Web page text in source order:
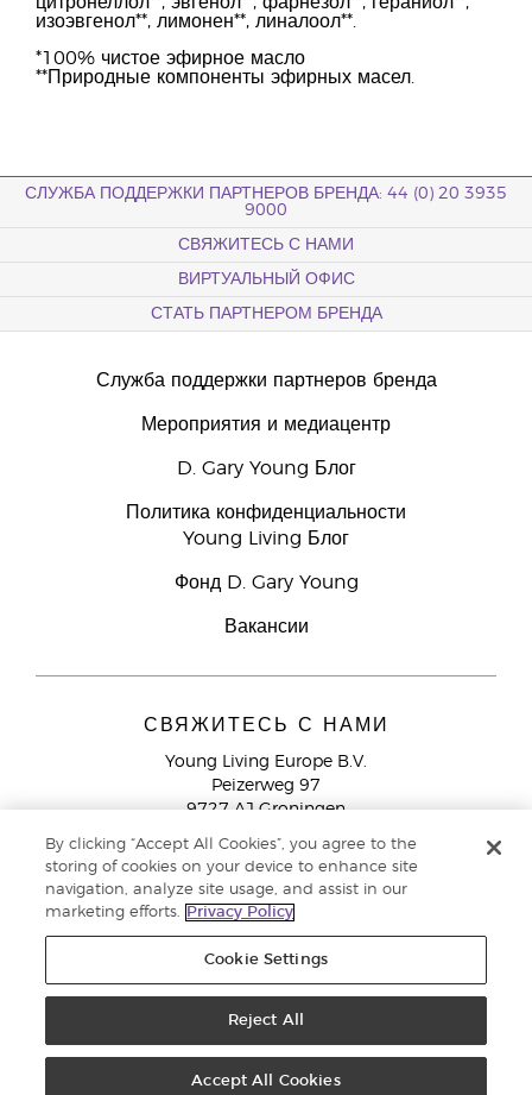
изоэвгенол**, лимонен**, линалоол**.
*100% чистое эфирное масло
**Природные компоненты эфирных масел.
СЛУЖБА ПОДДЕРЖКИ ПАРТНЕРОВ БРЕНДА: 44 (0) 20 3935
9000
СВЯЖИТЕСЬ С НАМИ
ВИРТУАЛЬНЫЙ ОФИС
СТАТЬ ПАРТНЕРОМ БРЕНДА
Служба поддержки партнеров бренда
Мероприятия и медиацентр
D. Gary Young Блог
Политика конфиденциальности
Young Living Блог
Фонд D. Gary Young
Вакансии
СВЯЖИТЕСЬ С НАМИ
Young Living Europe B.V.
Peizerweg 97
9727 AJ Groningen
Netherlands
Служба поддержки партнеров бренда+44 (0) 20 3935
9000
© Young Living Essential Oils 2021 |Политика конфиденциальности
них необходимы для работы нашего сайта, другие помогают улучшить взаимодействие с
пользователем. Используя сайт, вы даете согласие на размещение этих файлов cookie на
By clicking “Accept All Cookies”, you agree to the
storing of cookies on your device to enhance site
navigation, analyze site usage, and assist in our
marketing efforts.
Privacy Policy
Cookie Settings
Reject All
Accept All Cookies